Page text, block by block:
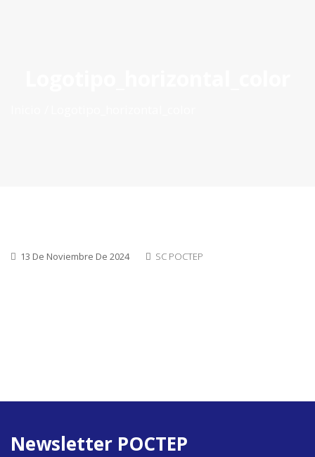
13 De Noviembre De 2024 SC POCTEP
Newsletter POCTEP